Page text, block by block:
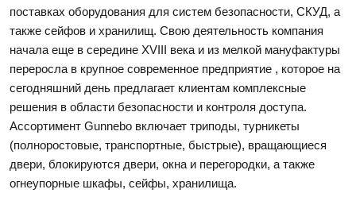
поставках оборудования для систем безопасности, СКУД, а
также сейфов и хранилищ. Свою деятельность компания
начала еще в середине XVIII века и из мелкой мануфактуры
переросла в крупное современное предприятие , которое на
сегодняшний день предлагает клиентам комплексные
решения в области безопасности и контроля доступа.
Ассортимент Gunnebo включает триподы, турникеты
(полноростовые, транспортные, быстрые), вращающиеся
двери, блокируются двери, окна и перегородки, а также
огнеупорные шкафы, сейфы, хранилища.